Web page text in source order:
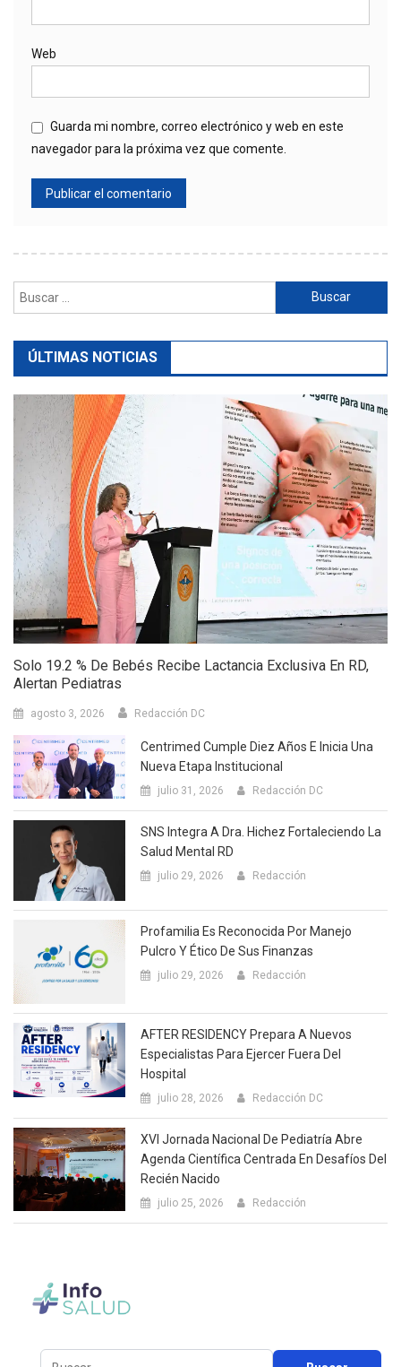
Web
Guarda mi nombre, correo electrónico y web en este
navegador para la próxima vez que comente.
Buscar:
ÚLTIMAS NOTICIAS
Solo 19.2 % De Bebés Recibe Lactancia Exclusiva En RD,
Alertan Pediatras
agosto 3, 2026 Redacción DC
Centrimed Cumple Diez Años E Inicia Una
Nueva Etapa Institucional
julio 31, 2026 Redacción DC
SNS Integra A Dra. Hichez Fortaleciendo La
Salud Mental RD
julio 29, 2026 Redacción
Profamilia Es Reconocida Por Manejo
Pulcro Y Ético De Sus Finanzas
julio 29, 2026 Redacción
AFTER RESIDENCY Prepara A Nuevos
Especialistas Para Ejercer Fuera Del
Hospital
julio 28, 2026 Redacción DC
XVI Jornada Nacional De Pediatría Abre
Agenda Científica Centrada En Desafíos Del
Recién Nacido
julio 25, 2026 Redacción
Buscar: